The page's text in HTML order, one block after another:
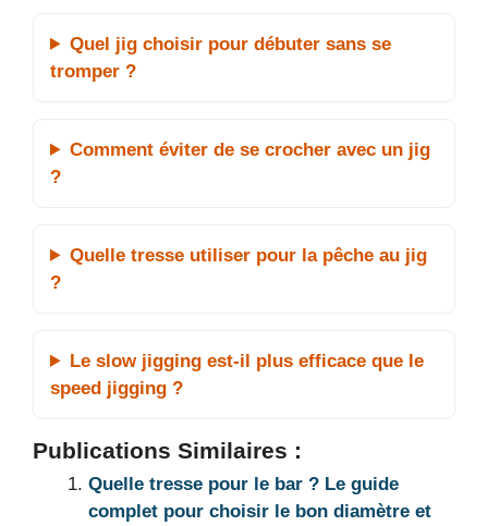
Quel jig choisir pour débuter sans se
tromper ?
Comment éviter de se crocher avec un jig
?
Quelle tresse utiliser pour la pêche au jig
?
Le slow jigging est-il plus efficace que le
speed jigging ?
Publications Similaires :
Quelle tresse pour le bar ? Le guide
complet pour choisir le bon diamètre et